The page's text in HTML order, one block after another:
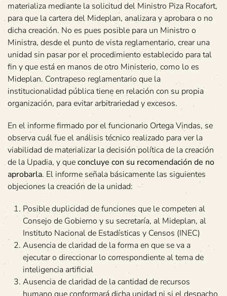
materializa mediante la solicitud del Ministro Piza Rocafort,
para que la cartera del Mideplan, analizara y aprobara o no
dicha creación. No es pues posible para un Ministro o
Ministra, desde el punto de vista reglamentario, crear una
unidad sin pasar por el procedimiento establecido para tal
fin y que está en manos de otro Ministerio, como lo es
Mideplan. Contrapeso reglamentario que la
institucionalidad pública tiene en relación con su propia
organización, para evitar arbitrariedad y excesos.
En el informe firmado por el funcionario Ortega Vindas, se
observa cuál fue el análisis técnico realizado para ver la
viabilidad de materializar la decisión política de la creación
de la Upadia, y queconcluye con su recomendación de no
aprobarla. El informe señala básicamente las siguientes
objeciones la creación de la unidad:
Posible duplicidad de funciones que le competen al
Consejo de Gobierno y su secretaría, al Mideplan, al
Instituto Nacional de Estadísticas y Censos (INEC)
Ausencia de claridad de la forma en que se va a
ejecutar o direccionar lo correspondiente al tema de
inteligencia artificial
Ausencia de claridad de la cantidad de recursos